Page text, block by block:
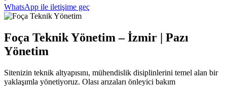
WhatsApp ile iletişime geç
Foça Teknik Yönetim – İzmir | Pazı
Yönetim
Sitenizin teknik altyapısını, mühendislik disiplinlerini temel alan bir
yaklaşımla yönetiyoruz. Olası arızaları önleyici bakım